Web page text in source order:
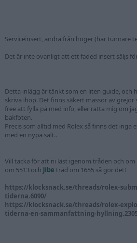
Serviceinsert, andra från höger (har tunnare
Det är inte ovanligt att ett faded insert säljs
Detta inlägg är tänkt som en liten guide, och
skriva ihop. Det finns säkert massor av grejor
free att fylla på med info, eller rätta mig om
bakfoten.
Precis som alltid med Rolex så finns det inga
med en nypa salt..
Vill tacka för att ni läst igenom tråden och om
om 5513 och Jibe tråd om 1655 så gör det!
https://klocksnack.se/threads/rolex-
tiderna.6090/
https://klocksnack.se/threads/rolex-
tiderna-en-sammanfattning-